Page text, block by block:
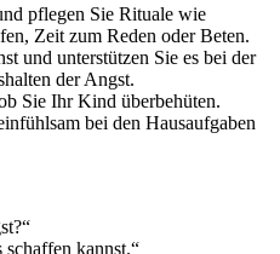
pflegen Sie Rituale wie
Zeit zum Reden oder Beten.
und unterstützen Sie es bei der
der Angst.
Sie Ihr Kind überbehüten.
bei den Hausaufgaben
schaffen kannst.“